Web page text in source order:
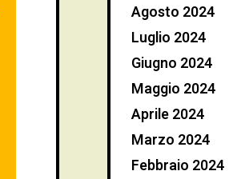
Agosto 2024
Luglio 2024
Giugno 2024
Maggio 2024
Aprile 2024
Marzo 2024
Febbraio 2024